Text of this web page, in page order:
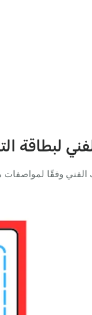
لبطاقة
وفقًا لمواصفات